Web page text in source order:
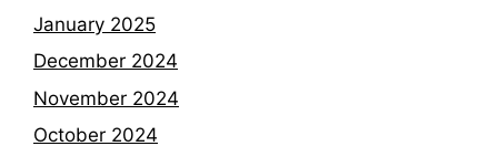
January 2025
December 2024
November 2024
October 2024